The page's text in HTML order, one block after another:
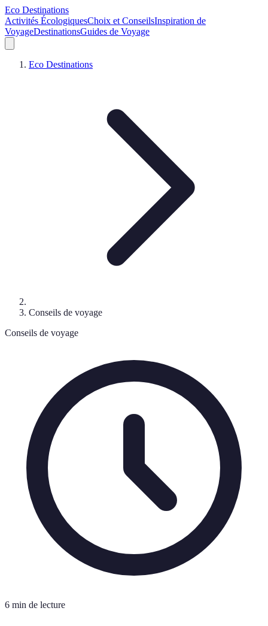
Eco Destinations
Activités ÉcologiquesChoix et ConseilsInspiration de
VoyageDestinationsGuides de Voyage
Eco Destinations
Conseils de voyage
Conseils de voyage
6 min de lecture